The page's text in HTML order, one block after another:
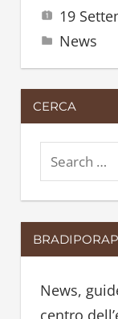
19
News
CERCA
e
a
r
c
News,